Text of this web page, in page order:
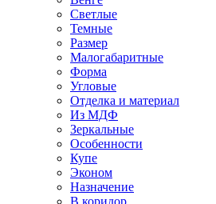
Светлые
Темные
Размер
Малогабаритные
Форма
Угловые
Отделка и материал
Из МДФ
Зеркальные
Особенности
Купе
Эконом
Назначение
В коридор